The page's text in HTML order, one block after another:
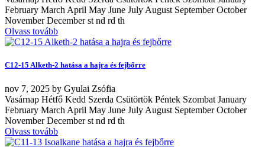
February March April May June July August September October
November December st nd rd th
Olvass tovább
C12-15 Alketh-2 hatása a hajra és fejbőrre
nov 7, 2025 by Gyulai Zsófia
Vasárnap Hétfő Kedd Szerda Csütörtök Péntek Szombat January
February March April May June July August September October
November December st nd rd th
Olvass tovább